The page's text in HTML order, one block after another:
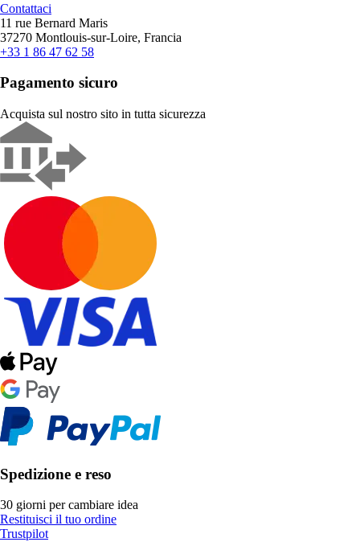
Contattaci
11 rue Bernard Maris
37270 Montlouis-sur-Loire, Francia
+33 1 86 47 62 58
Pagamento sicuro
Acquista sul nostro sito in tutta sicurezza
Spedizione e reso
30 giorni per cambiare idea
Restituisci il tuo ordine
Trustpilot